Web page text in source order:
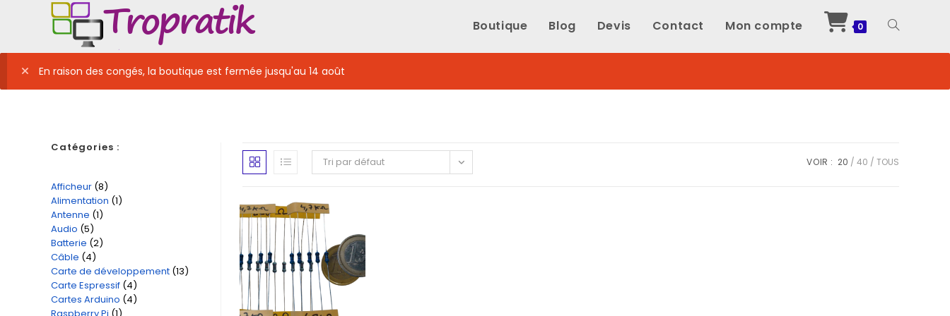
Boutique Blog Devis Contact Mon compte 0 Toggle
En raison des congés, la boutique est fermée jusqu'au 14 août
Tri par défaut VOIR : 20 40 TOUS
Catégories :
Afficheur 88
produits
Alimentation 11
Antenne 11
Audio 55
produits
Batterie 22
Câble 44
produits
Carte de développement 1313
Carte Espressif 44
produits
Cartes Arduino 44